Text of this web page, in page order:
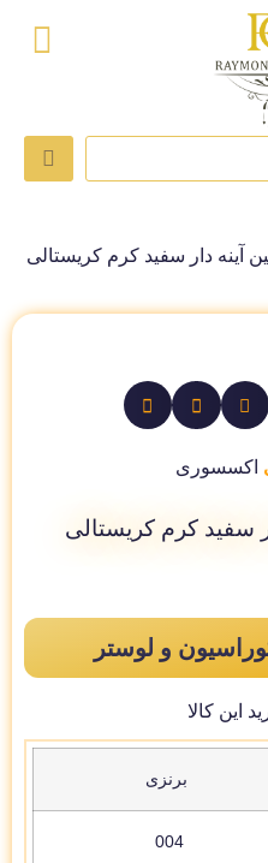
دار سفید کرم کریستالی
اکسسوری
کرم کریستالی
و لوستر
این کالا
برنزی
004